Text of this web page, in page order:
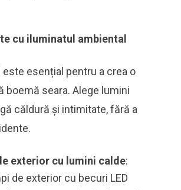
cu iluminatul ambiental
este esențial pentru a crea o
boemă seara. Alege lumini
căldură și intimitate, fără a
exterior cu lumini calde:
de exterior cu becuri LED